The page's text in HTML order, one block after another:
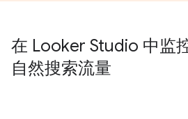
在 Looker Studio 中监
自然搜索流量